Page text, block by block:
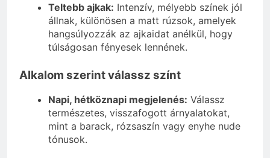
Teltebb ajkak: Intenzív, mélyebb színek jól
állnak, különösen a matt rúzsok, amelyek
hangsúlyozzák az ajkaidat anélkül, hogy
túlságosan fényesek lennének.
Alkalom szerint válassz színt
Napi, hétköznapi megjelenés: Válassz
természetes, visszafogott árnyalatokat,
mint a barack, rózsaszín vagy enyhe nude
tónusok.